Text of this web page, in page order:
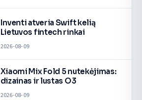
Inventi atveria Swift kelią
Lietuvos fintech rinkai
2026-08-09
Xiaomi Mix Fold 5 nutekėjimas:
dizainas ir lustas O3
2026-08-09